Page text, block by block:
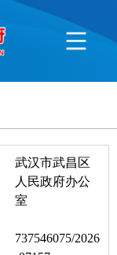
武汉市武昌区
人民政府办公
室
737546075/2026